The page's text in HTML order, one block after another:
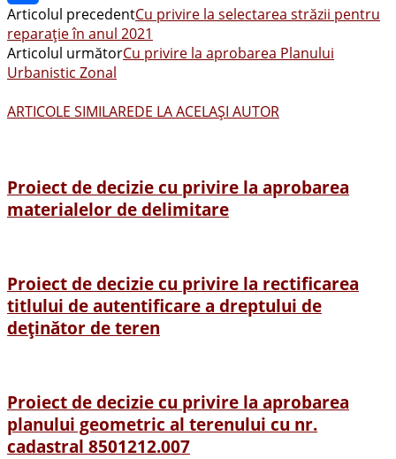
Share
Articolul precedentCu privire la selectarea străzii pentru
reparație în anul 2021
Articolul următorCu privire la aprobarea Planului
Urbanistic Zonal
ARTICOLE SIMILAREDE LA ACELAȘI AUTOR
Proiect de decizie cu privire la aprobarea
materialelor de delimitare
Proiect de decizie cu privire la rectificarea
titlului de autentificare a dreptului de
deținător de teren
Proiect de decizie cu privire la aprobarea
planului geometric al terenului cu nr.
cadastral 8501212.007